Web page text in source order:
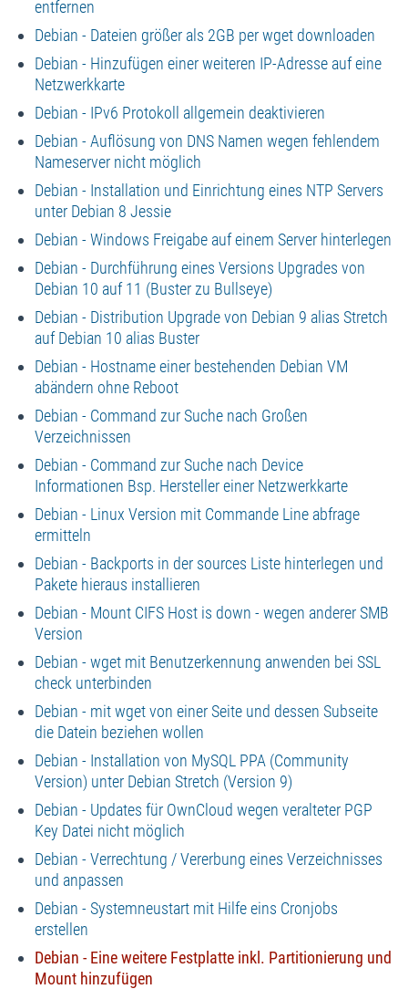
entfernen
Debian - Dateien größer als 2GB per wget downloaden
Debian - Hinzufügen einer weiteren IP-Adresse auf eine
Netzwerkkarte
Debian - IPv6 Protokoll allgemein deaktivieren
Debian - Auflösung von DNS Namen wegen fehlendem
Nameserver nicht möglich
Debian - Installation und Einrichtung eines NTP Servers
unter Debian 8 Jessie
Debian - Windows Freigabe auf einem Server hinterlegen
Debian - Durchführung eines Versions Upgrades von
Debian 10 auf 11 (Buster zu Bullseye)
Debian - Distribution Upgrade von Debian 9 alias Stretch
auf Debian 10 alias Buster
Debian - Hostname einer bestehenden Debian VM
abändern ohne Reboot
Debian - Command zur Suche nach Großen
Verzeichnissen
Debian - Command zur Suche nach Device
Informationen Bsp. Hersteller einer Netzwerkkarte
Debian - Linux Version mit Commande Line abfrage
ermitteln
Debian - Backports in der sources Liste hinterlegen und
Pakete hieraus installieren
Debian - Mount CIFS Host is down - wegen anderer SMB
Version
Debian - wget mit Benutzerkennung anwenden bei SSL
check unterbinden
Debian - mit wget von einer Seite und dessen Subseite
die Datein beziehen wollen
Debian - Installation von MySQL PPA (Community
Version) unter Debian Stretch (Version 9)
Debian - Updates für OwnCloud wegen veralteter PGP
Key Datei nicht möglich
Debian - Verrechtung / Vererbung eines Verzeichnisses
und anpassen
Debian - Systemneustart mit Hilfe eins Cronjobs
erstellen
Debian - Eine weitere Festplatte inkl. Partitionierung und
Mount hinzufügen